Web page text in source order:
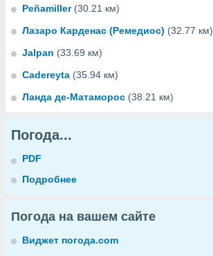
Peñamiller (30.21 км)
Лазаро Карденас (Ремедиос) (32.77 км)
Jalpan (33.69 км)
Cadereyta (35.94 км)
Ланда де-Матаморос (38.21 км)
Погода...
PDF
Подробнее
Погода на вашем сайте
Виджет погода.com